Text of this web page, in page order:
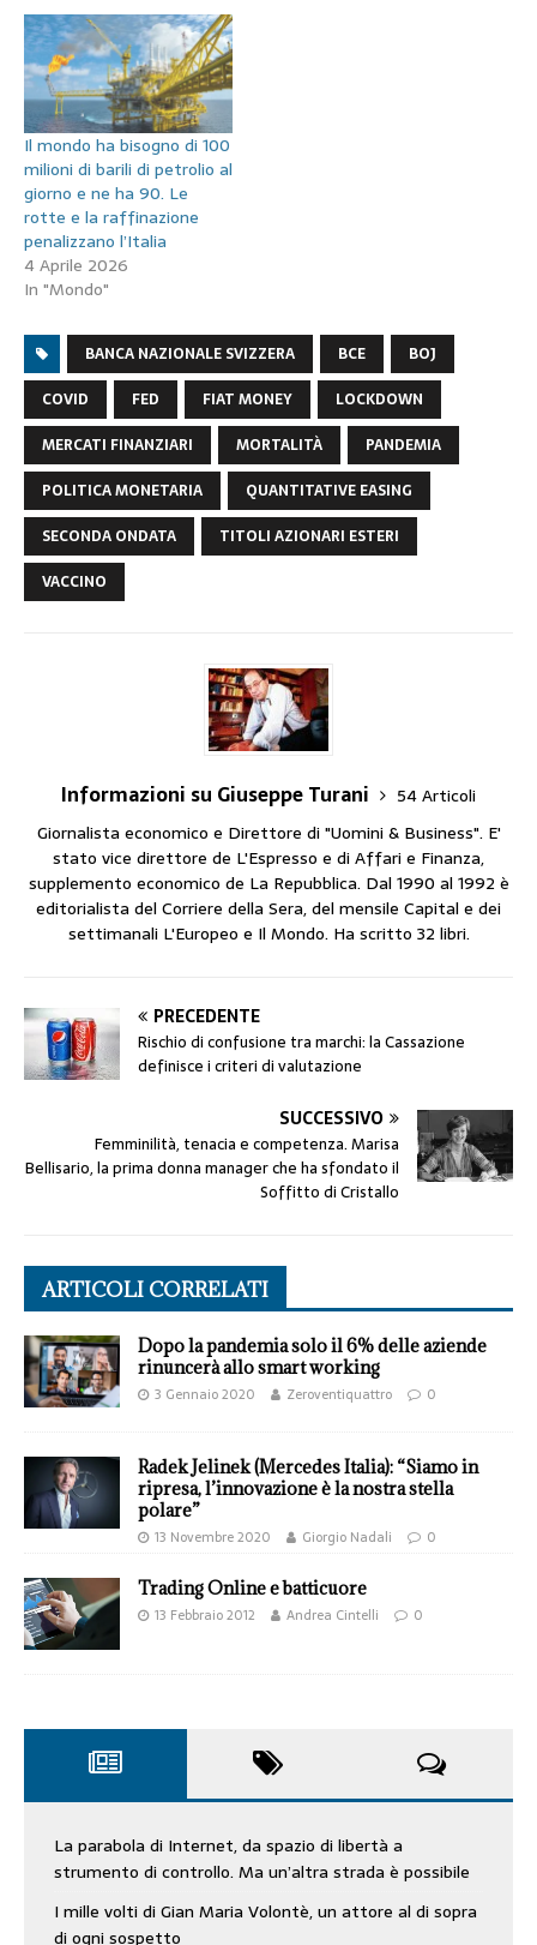
Il mondo ha bisogno di 100
milioni di barili di petrolio al
giorno e ne ha 90. Le
rotte e la raffinazione
penalizzano l’Italia
4 Aprile 2026
In "Mondo"
BANCA NAZIONALE SVIZZERA BCE
BOJ
COVID
FED FIAT MONEY
LOCKDOWN
MERCATI FINANZIARI
MORTALITÀ
PANDEMIA
POLITICA MONETARIA
QUANTITATIVE EASING
SECONDA ONDATA
TITOLI AZIONARI ESTERI
VACCINO
Informazioni su Giuseppe Turani
54 Articoli
Giornalista economico e Direttore di "Uomini & Business". E'
stato vice direttore de L'Espresso e di Affari e Finanza,
supplemento economico de La Repubblica. Dal 1990 al 1992 è
editorialista del Corriere della Sera, del mensile Capital e dei
settimanali L'Europeo e Il Mondo. Ha scritto 32 libri.
PRECEDENTE
Rischio di confusione tra marchi: la Cassazione
definisce i criteri di valutazione
SUCCESSIVO
Femminilità, tenacia e competenza. Marisa
Bellisario, la prima donna manager che ha sfondato il
Soffitto di Cristallo
ARTICOLI CORRELATI
Dopo la pandemia solo il 6% delle aziende
rinuncerà allo smart working
3 Gennaio 2020 Zeroventiquattro 0
Radek Jelinek (Mercedes Italia): “Siamo in
ripresa, l’innovazione è la nostra stella
polare”
13 Novembre 2020 Giorgio Nadali 0
Trading Online e batticuore
13 Febbraio 2012 Andrea Cintelli 0
La parabola di Internet, da spazio di libertà a
strumento di controllo. Ma un’altra strada è possibile
I mille volti di Gian Maria Volontè, un attore al di sopra
di ogni sospetto